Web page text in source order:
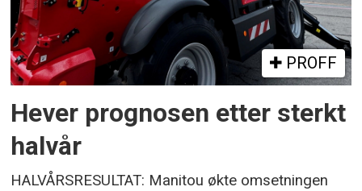
PROFF
Hever prognosen etter sterkt
halvår
HALVÅRSRESULTAT: Manitou økte omsetningen